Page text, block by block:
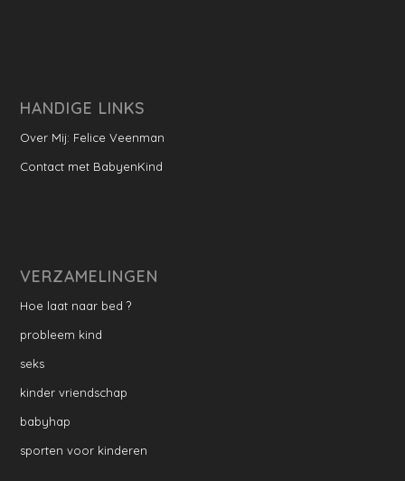
HANDIGE LINKS
Over Mij: Felice Veenman
Contact met BabyenKind
VERZAMELINGEN
Hoe laat naar bed ?
probleem kind
seks
kinder vriendschap
babyhap
sporten voor kinderen